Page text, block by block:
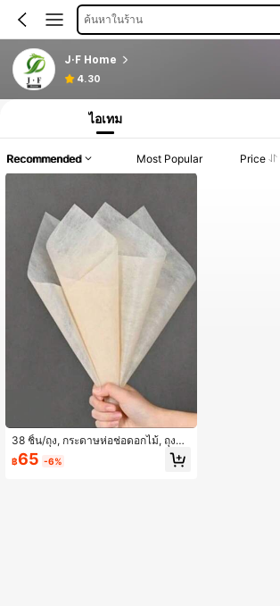
ค้นหาในร้าน
J·F Home
4.30
ไอเทม
Recommended Most Popular Price
38 ชิ้น/ถุง, กระดาษห่อช่อดอกไม้, ถุงศิล
ปะดอกไม้, กระดาษห่อดอกไม้นมเกาหล
ี, กระดาษห่อ, กระดาษทิชชู่, วัสดุช่อดอก
฿65 -6%